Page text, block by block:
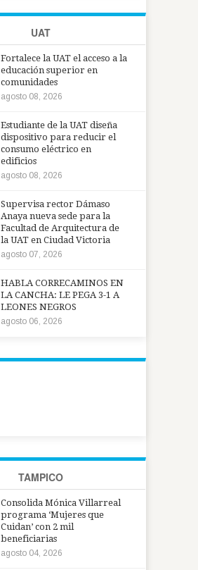
UAT
Fortalece la UAT el acceso a la
educación superior en
comunidades
agosto 08, 2026
Estudiante de la UAT diseña
dispositivo para reducir el
consumo eléctrico en
edificios
agosto 08, 2026
Supervisa rector Dámaso
Anaya nueva sede para la
Facultad de Arquitectura de
la UAT en Ciudad Victoria
agosto 07, 2026
HABLA CORRECAMINOS EN
LA CANCHA: LE PEGA 3-1 A
LEONES NEGROS
agosto 06, 2026
TAMPICO
Consolida Mónica Villarreal
programa ‘Mujeres que
Cuidan’ con 2 mil
beneficiarias
agosto 04, 2026